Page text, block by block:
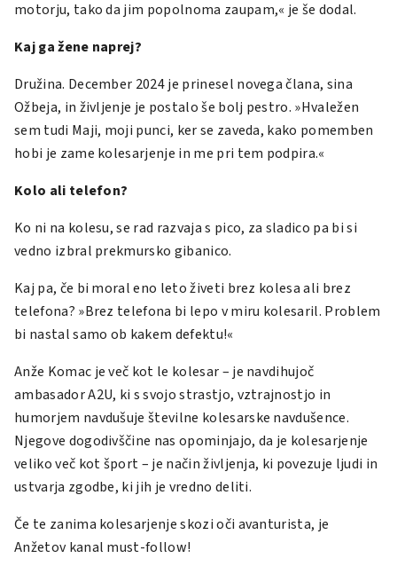
motorju, tako da jim popolnoma zaupam,« je še dodal.
Kaj ga žene naprej?
Družina. December 2024 je prinesel novega člana, sina
Ožbeja, in življenje je postalo še bolj pestro. »Hvaležen
sem tudi Maji, moji punci, ker se zaveda, kako pomemben
hobi je zame kolesarjenje in me pri tem podpira.«
Kolo ali telefon?
Ko ni na kolesu, se rad razvaja s pico, za sladico pa bi si
vedno izbral prekmursko gibanico.
Kaj pa, če bi moral eno leto živeti brez kolesa ali brez
telefona? »Brez telefona bi lepo v miru kolesaril. Problem
bi nastal samo ob kakem defektu!«
Anže Komac je več kot le kolesar – je navdihujoč
ambasador A2U, ki s svojo strastjo, vztrajnostjo in
humorjem navdušuje številne kolesarske navdušence.
Njegove dogodivščine nas opominjajo, da je kolesarjenje
veliko več kot šport – je način življenja, ki povezuje ljudi in
ustvarja zgodbe, ki jih je vredno deliti.
Če te zanima kolesarjenje skozi oči avanturista, je
Anžetov kanal must-follow!